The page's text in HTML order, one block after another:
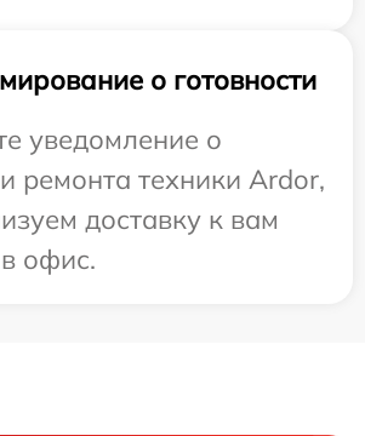
о готовности
уведомление о
ремонта техники Ardor,
доставку к вам
офис.